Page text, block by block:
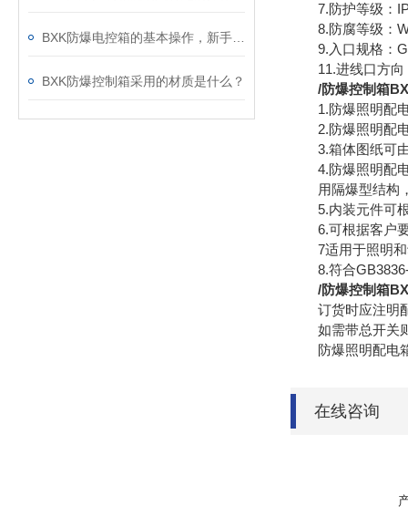
BXK防爆控制箱采用的材质是什么？
7.防护等级：
8.防腐等级：
9.入口规格：
11.进线口方向
/防爆控制箱
1.防爆照明配电
2.防爆照明配电
3.箱体图纸可由
4.防爆照明配电
用隔爆型结构，
5.内装元件可根
6.可根据客户要
7适用于照明和
8.符合GB3836-
/防爆控制箱
订货时应注明配
如需带总开关则
防爆照明配电箱
在线咨询